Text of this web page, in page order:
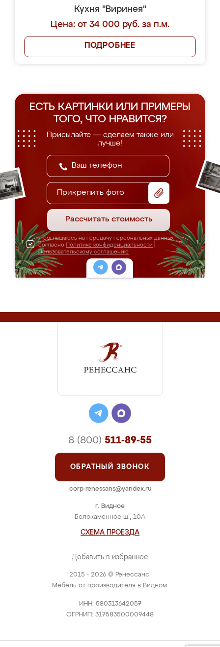
Кухня "Виринея"
Цена: от 34 000 руб. за п.м.
ПОДРОБНЕЕ
ЕСТЬ КАРТИНКИ ИЛИ ПРИМЕРЫ
ТОГО, ЧТО НРАВИТСЯ?
Присылайте — сделаем также или
лучше!
Прикрепить фото
Рассчитать стоимость
Я соглашаюсь на передачу персональных данных
согласно Политике конфиденциальности
Пользовательскому соглашению
2015 - 2026 © Ренессанс.
Мебель от производителя в Видном.
ИНН: 580313642057
ОГРНИП: 317583500009448
г. Видное
Белокаменное ш., 10А
СХЕМА ПРОЕЗДА
Добавить в избранное
8 (800) 511-89-55
ОБРАТНЫЙ ЗВОНОК
corp-renessans@yandex.ru